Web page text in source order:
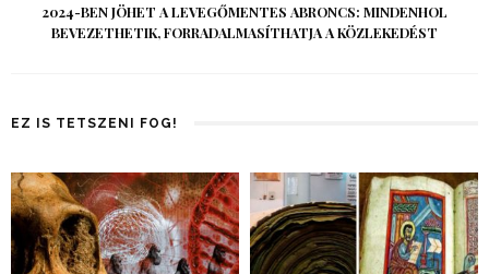
2024-BEN JÖHET A LEVEGŐMENTES ABRONCS: MINDENHOL
BEVEZETHETIK, FORRADALMASÍTHATJA A KÖZLEKEDÉST
EZ IS TETSZENI FOG!